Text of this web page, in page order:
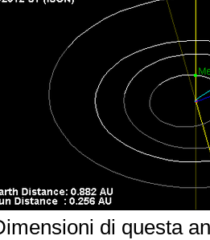
di questa